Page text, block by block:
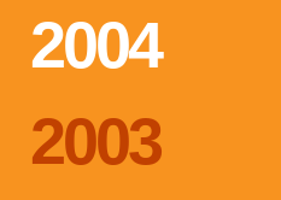
2004
2003